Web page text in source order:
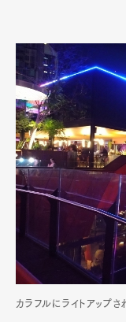
カラフルにライトアップ